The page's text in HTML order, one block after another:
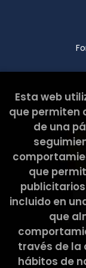
Esta web ha
Esta web
que permiten
de una
que
incluido en
que
través de la
hábitos de